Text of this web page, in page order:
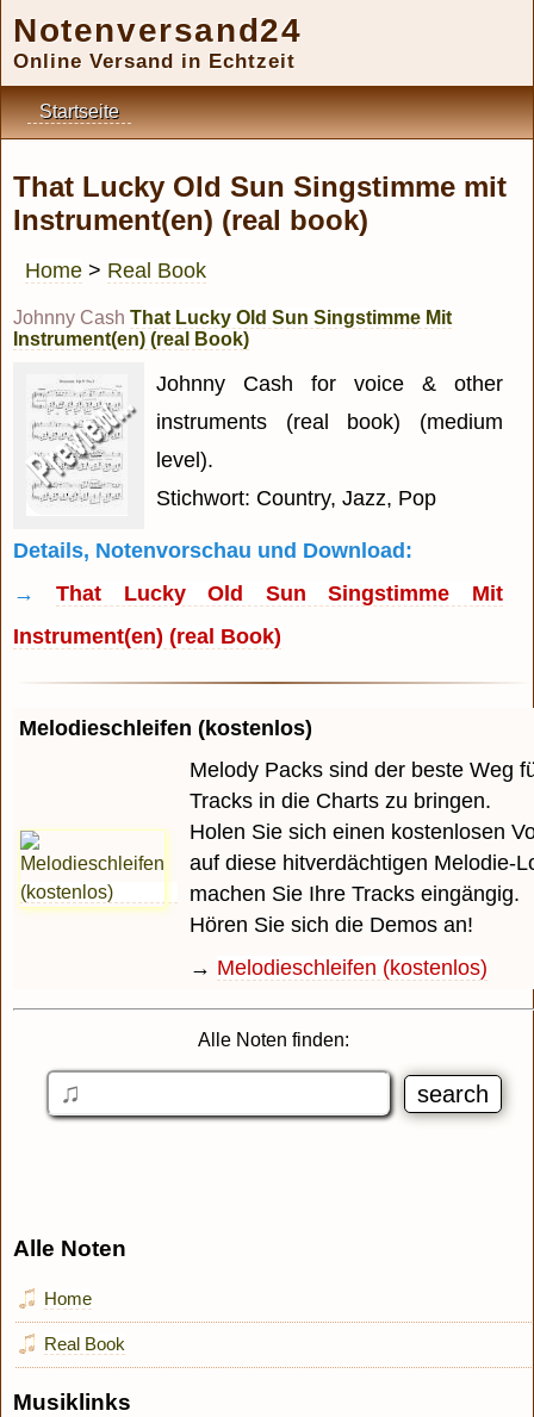
Notenversand24
Online Versand in Echtzeit
Startseite
That Lucky Old Sun Singstimme mit
Instrument(en) (real book)
Home > Real Book
Johnny Cash That Lucky Old Sun Singstimme Mit
Instrument(en) (real Book)
Johnny Cash for voice & other
instruments (real book) (medium
level).
Stichwort: Country, Jazz, Pop
Details, Notenvorschau und Download:
→That Lucky Old Sun Singstimme Mit
Instrument(en) (real Book)
Melodieschleifen (kostenlos)
Melody Packs sind der beste Weg
Tracks in die Charts zu bringen.
Holen Sie sich einen kostenlosen
auf diese hitverdächtigen Melodie-
machen Sie Ihre Tracks eingängig.
Hören Sie sich die Demos an!
→ Melodieschleifen (kostenlos)
Alle Noten finden:
Alle Noten
Home
Real Book
Musiklinks